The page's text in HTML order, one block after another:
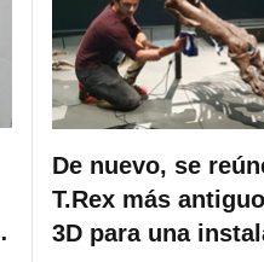
De nuevo, se
T.Rex más
3D para una